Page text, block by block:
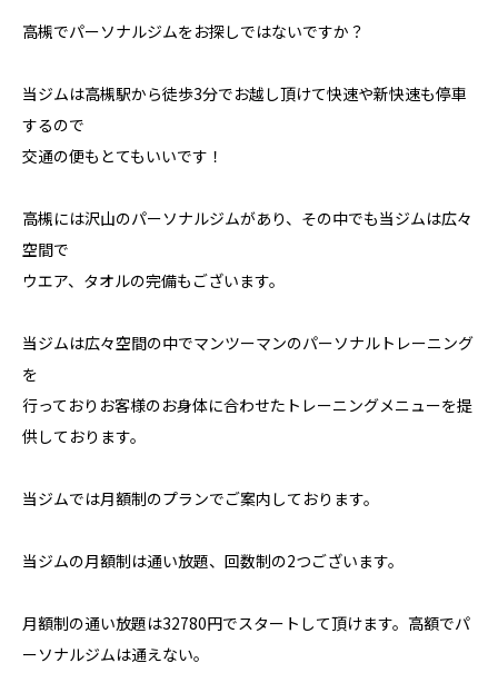
高槻でパーソナルジムをお探しではないですか？
当ジムは高槻駅から徒歩3分でお越し頂けて快速や新快速も停車
するので
交通の便もとてもいいです！
高槻には沢山のパーソナルジムがあり、その中でも当ジムは広々
空間で
ウエア、タオルの完備もございます。
当ジムは広々空間の中でマンツーマンのパーソナルトレーニング
を
行っておりお客様のお身体に合わせたトレーニングメニューを提
供しております。
当ジムでは月額制のプランでご案内しております。
当ジムの月額制は通い放題、回数制の2つございます。
月額制の通い放題は32780円でスタートして頂けます。高額でパ
ーソナルジムは通えない。